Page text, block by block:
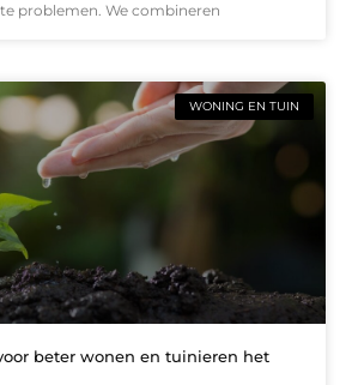
problemen. We combineren
WONING EN TUIN
beter wonen en tuinieren het